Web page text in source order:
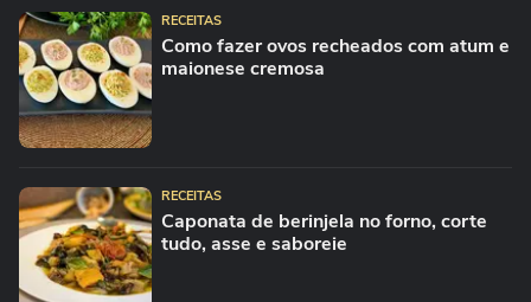
RECEITAS
Como fazer ovos recheados com atum e
maionese cremosa
RECEITAS
Caponata de berinjela no forno, corte
tudo, asse e saboreie